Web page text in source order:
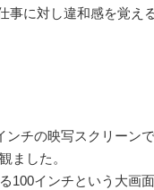
事に対し違和感を覚え
ンチの映写スクリーン
ました。
100インチという大画